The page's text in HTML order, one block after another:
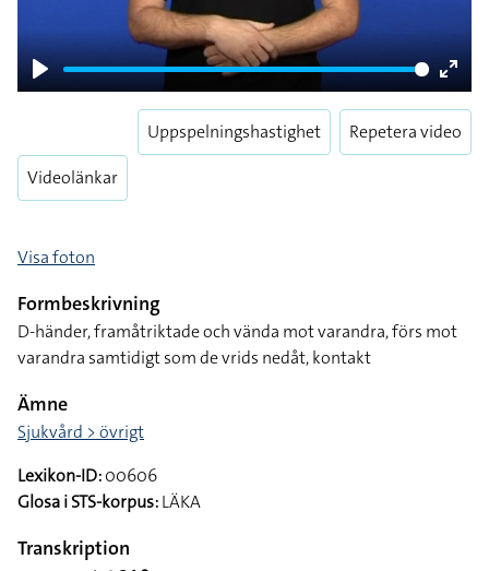
Play
Enter
Videolänkar
Uppspelningshastighet Repetera video
Visa foton
Formbeskrivning
D-händer, framåtriktade och vända mot varandra, förs mot
varandra samtidigt som de vrids nedåt, kontakt
Ämne
Sjukvård > övrigt
Lexikon-ID:00606
Glosa i STS-korpus:LÄKA
Transkription